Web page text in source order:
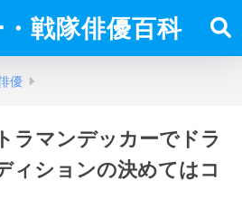
戦隊俳優百科
優
ラマンデッカーでドラ
ィションの決めてはコ